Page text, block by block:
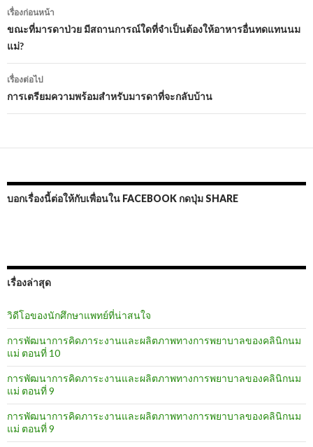
เมนู
นำทาง
เรื่อง
เรื่องก่อนหน้า
ขณะที่มารดาป่วย มีสถานการณ์ใดที่จำเป็นต้องให้อาหารอื่นทดแทนนม
แม่?
เรื่องต่อไป
การเตรียมความพร้อมสำหรับมารดาที่จะกลับบ้าน
บอกเรื่องนี้ต่อให้กับเพื่อนใน FACEBOOK กดปุ่ม SHARE
เรื่องล่าสุด
วิดีโอของนักศึกษาแพทย์ที่น่าสนใจ
การพัฒนาการคิดภาระงานและผลิตภาพทางการพยาบาลของคลินิกนม
แม่ ตอนที่ 10
การพัฒนาการคิดภาระงานและผลิตภาพทางการพยาบาลของคลินิกนม
แม่ ตอนที่ 9
การพัฒนาการคิดภาระงานและผลิตภาพทางการพยาบาลของคลินิกนม
แม่ ตอนที่ 9